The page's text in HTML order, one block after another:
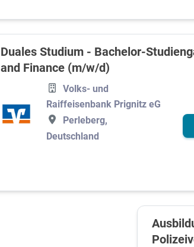
Duales Studium - Bachelor-
and Finance (m/w/d)
Volks- und
Raiffeisenbank Prignitz eG
Perleberg,
Deutschland